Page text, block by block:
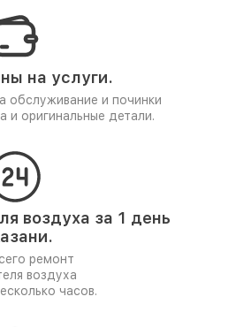
на услуги.
обслуживание и починки
и оригинальные детали.
воздуха за 1 день
ремонт
воздуха
часов.